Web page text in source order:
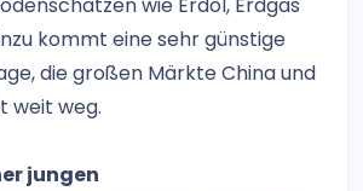
kommt eine sehr günstige
die großen Märkte China und
weit weg.
jungen